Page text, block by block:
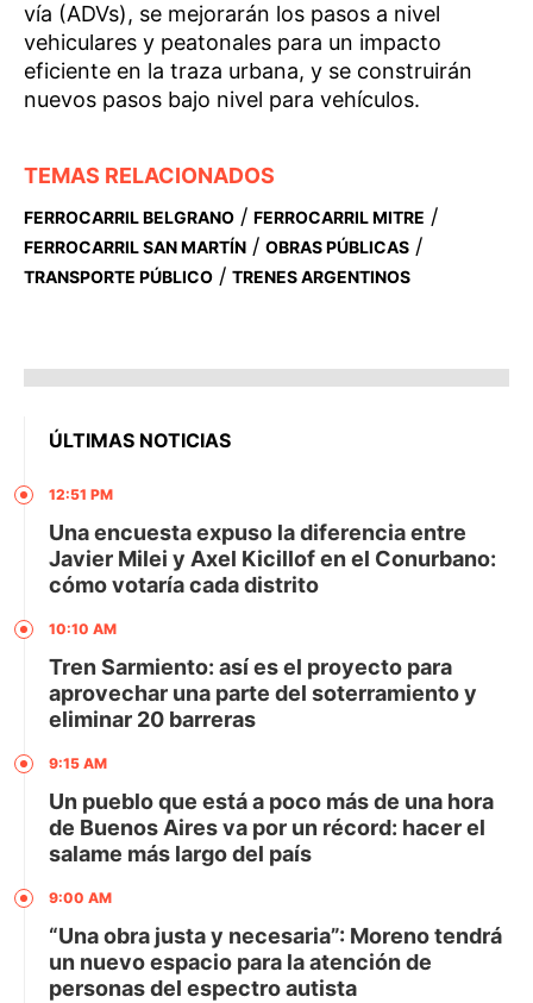
vía (ADVs), se mejorarán los pasos a nivel
vehiculares y peatonales para un impacto
eficiente en la traza urbana, y se construirán
nuevos pasos bajo nivel para vehículos.
TEMAS RELACIONADOS
FERROCARRIL BELGRANO / FERROCARRIL MITRE /
FERROCARRIL SAN MARTÍN / OBRAS PÚBLICAS /
TRANSPORTE PÚBLICO / TRENES ARGENTINOS
ÚLTIMAS NOTICIAS
12:51 PM
Una encuesta expuso la diferencia entre
Javier Milei y Axel Kicillof en el Conurbano:
cómo votaría cada distrito
10:10 AM
Tren Sarmiento: así es el proyecto para
aprovechar una parte del soterramiento y
eliminar 20 barreras
9:15 AM
Un pueblo que está a poco más de una hora
de Buenos Aires va por un récord: hacer el
salame más largo del país
9:00 AM
“Una obra justa y necesaria”: Moreno tendrá
un nuevo espacio para la atención de
personas del espectro autista